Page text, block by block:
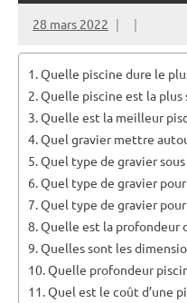
28 mars 2022
Quelle piscine dure le
Quelle piscine est la plus
Quelle est la meilleur
Quel gravier mettre
Quel type de gravier
Quel type de gravier
Quel type de gravier
Quelle est la profondeur
Quelles sont les
Quelle profondeur
Quel est le coût d’une